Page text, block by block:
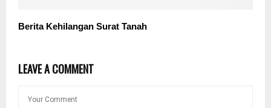
Berita Kehilangan Surat Tanah
LEAVE A COMMENT